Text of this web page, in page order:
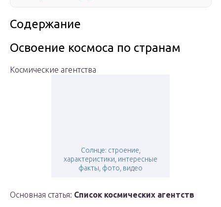
Содержание
Освоение космоса по странам
Космические агентства
Солнце: строение,
характеристики, интересные
факты, фото, видео
Основная статья: Список космических агентств